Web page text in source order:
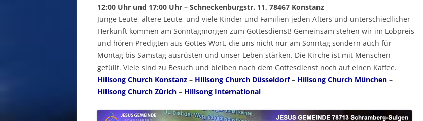
12:00 Uhr und 17:00 Uhr – Schneckenburgstr. 11, 78467 Konstanz
Junge Leute, ältere Leute, und viele Kinder und Familien jeden Alters und unterschiedlicher
Herkunft kommen am Sonntagmorgen zum Gottesdienst! Gemeinsam stehen wir im Lobpreis
und hören Predigten aus Gottes Wort, die uns nicht nur am Sonntag sondern auch für
Montag bis Samstag ausrüsten und unser Leben stärken. Die Kirche ist mit Menschen
gefüllt. Viele sind zu Besuch und bleiben nach dem Gottesdienst noch auf einen Kaffee.
Hillsong Church Konstanz – Hillsong Church Düsseldorf– Hillsong Church München –
Hillsong Church Zürich – Hillsong International